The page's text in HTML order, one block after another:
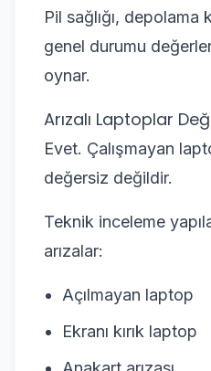
Pil sağlığı, depolama
genel durumu
oynar.
Arızalı Laptoplar
Evet. Çalışmayan
değersiz değildir.
Teknik inceleme
arızalar:
Açılmayan laptop
Ekranı kırık laptop